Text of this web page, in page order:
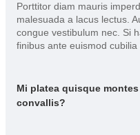
Porttitor diam mauris
malesuada a lacus lectus.
congue vestibulum nec. Si
finibus ante euismod cubilia
Mi platea quisque
convallis?